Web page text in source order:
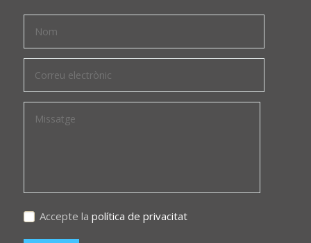
Accepte la política de privacitat